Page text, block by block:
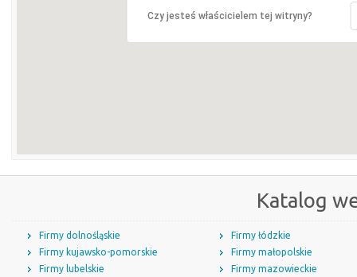
Czy jesteś właścicielem tej witryny?
Katalog
Firmy dolnośląskie
Firmy kujawsko-pomorskie
Firmy lubelskie
Firmy łódzkie
Firmy małopolskie
Firmy mazowieckie